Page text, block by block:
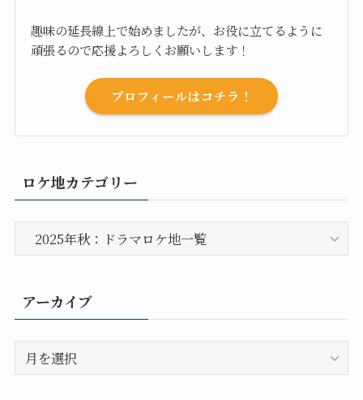
趣味の延長線上で始めましたが、お役に立てるように
頑張るので応援よろしくお願いします！
プロフィールはコチラ！
ロケ地カテゴリー
ケ
テ
ー
アーカイブ
ー